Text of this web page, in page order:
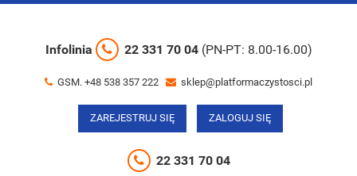
Infolinia 22 331 70 04 (PN-PT: 8.00-16.00)
GSM. +48 538 357 222 sklep@platformaczystosci.pl
ZAREJESTRUJ SIĘ ZALOGUJ SIĘ
22 331 70 04